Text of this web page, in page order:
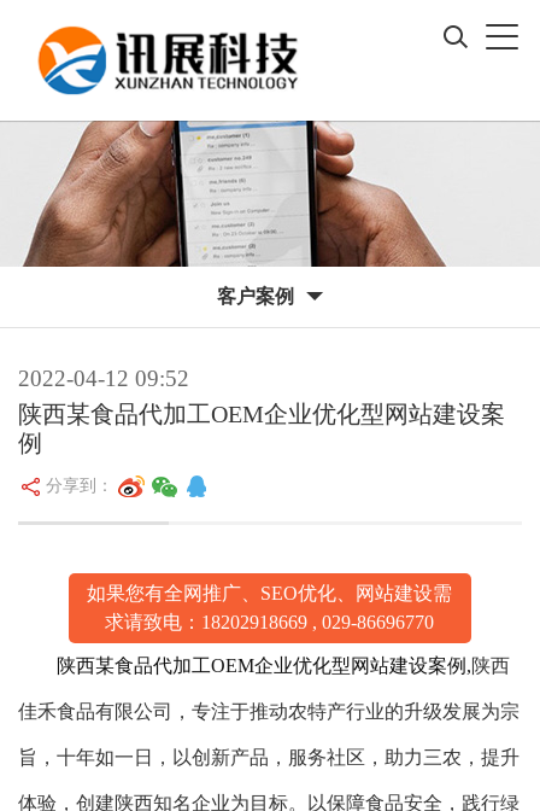
客户案例
2022-04-12 09:52
陕西某食品代加工OEM企业优化型网站建设案
例
分享到：
如果您有全网推广、SEO优化、网站建设需
求请致电： 18202918669 ,029-86696770
陕西某食品代加工OEM企业优化型网站建设案例,陕西
佳禾食品有限公司，专注于推动农特产行业的升级发展为宗
旨，十年如一日，以创新产品，服务社区，助力三农，提升
体验，创建陕西知名企业为目标。以保障食品安全，践行绿